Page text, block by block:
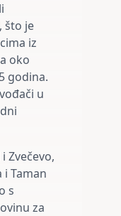
što je
iz
oko
godina.
u
Zvečevo,
Taman
s
za